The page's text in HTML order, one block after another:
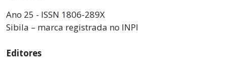
Ano 25 - ISSN 1806-289X
Sibila – marca registrada no INPI
Editores